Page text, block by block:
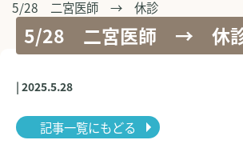
5/28 二宮医師 → 休診
5/28 二宮医師 → 休
| 2025.5.28
記事一覧にもどる